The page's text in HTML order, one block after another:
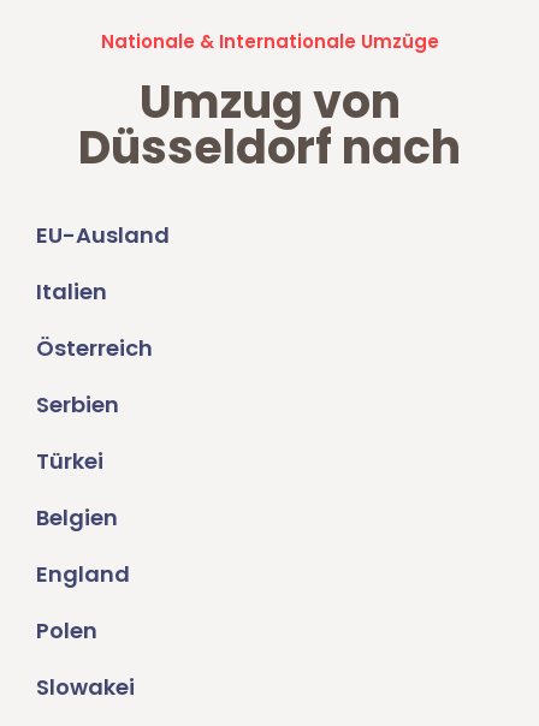
Nationale & Internationale Umzüge
Umzug von
Düsseldorf nach
EU-Ausland
Italien
Österreich
Serbien
Türkei
Belgien
England
Polen
Slowakei